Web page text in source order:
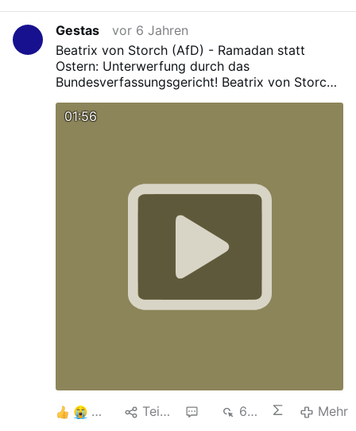
Gestas
vor 6 Jahren
Beatrix von Storch (AfD) - Ramadan statt
Ostern: Unterwerfung durch das
Bundesverfassungsgericht! Beatrix von Storch
durch das Bundesverfassungsgericht!
01:56
Teilen 647
Mehr